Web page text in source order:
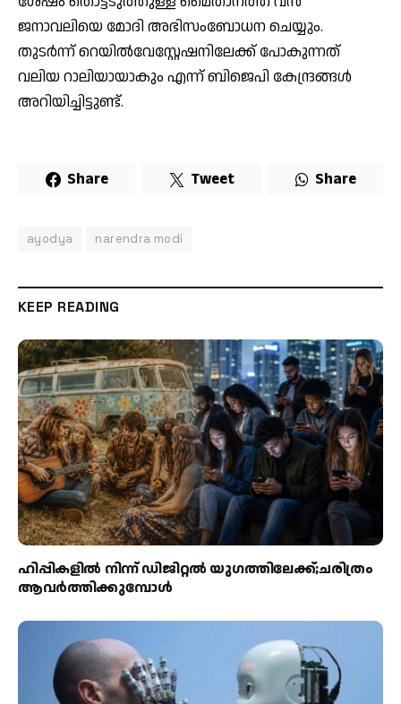
ജനാവലിയെ മോദി അഭിസംബോധന ചെയ്യും.
തുടര്‍ന്ന് റെയില്‍വേസ്റ്റേഷനിലേക്ക് പോകുന്നത്
വലിയ റാലിയായാകും എന്ന് ബിജെപി കേന്ദ്രങ്ങള്‍
അറിയിച്ചിട്ടുണ്ട്.
Share Tweet Share
ayodya narendra modi
KEEP READING
ഹിപ്പികളില്‍ നിന്ന് ഡിജിറ്റല്‍ യുഗത്തിലേക്ക്;ചരിത്രം
ആവര്‍ത്തിക്കുമ്പോള്‍